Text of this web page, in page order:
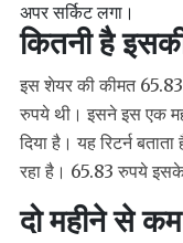
अपर सर्किट लगा।
कितनी है
इस शेयर की कीमत
रुपये थी। इसने इस एक
दिया है। यह रिटर्न
रहा है। 65.83 रुपये
दो महीने से कम